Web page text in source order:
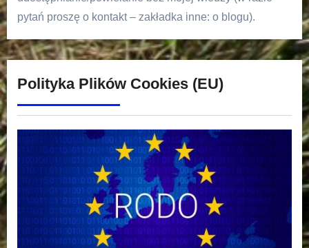
pytań proszę o kontakt – zakładka inne: o blogu).
Polityka Plików Cookies (EU)